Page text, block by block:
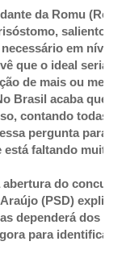
da Romu
salientou
em nível
que o ideal seria se
de mais ou menos
Brasil acaba que a
contando todas
pergunta para
faltando muito”,
do concurso
(PSD)
dependerá dos
para identificar a